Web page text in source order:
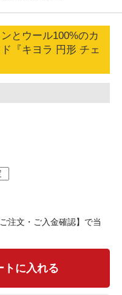
とウール100%のカ
『キヨラ 円形 チェ
注文・ご入金確認】で当
トに入れる